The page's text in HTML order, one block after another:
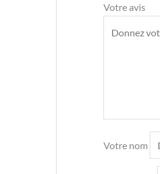
Votre avis
Votre nom